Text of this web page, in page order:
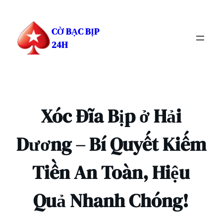
phần
CỜ BẠC BỊP
24H
Xóc Đĩa Bịp ở Hải
Dương – Bí Quyết Kiếm
Tiền An Toàn, Hiệu
Quả Nhanh Chóng!